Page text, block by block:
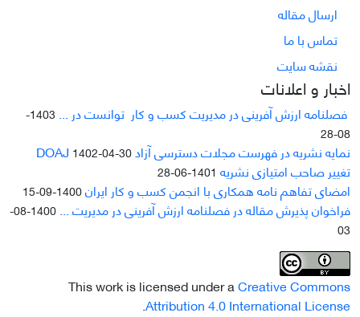
ارسال مقاله
تماس با ما
نقشه سایت
اخبار و اعلانات
فصلنامه ارزش آفرینی در مدیریت کسب و کار توانست در ...
1403-
08-28
نمایه نشریه در فهرست مجلات دسترسی آزاد DOAJ1402-04-30
تغییر صاحب امتیازی نشریه 1401-06-28
امضای تفاهم نامه همکاری با انجمن کسب و کار ایران1400-09-15
فراخوان پذیرش مقاله در فصلنامه ارزش آفرینی در مدیریت ...
1400-08-
03
This work is licensed under aCreative Commons
Attribution 4.0 International License
.